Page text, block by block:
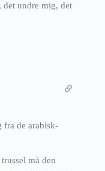
det undre mig, det
fra de arabisk-
må den